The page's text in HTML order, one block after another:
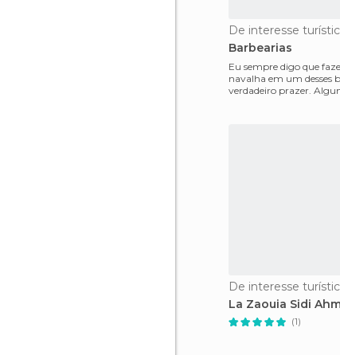
De interesse
Barbearias
Eu sempre digo que
navalha em um desses
verdadeiro prazer.
De interesse
La Zaouia Sidi
(1)